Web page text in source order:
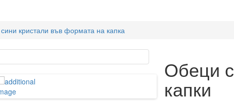
кристали във формата на капка
Обеци
капки